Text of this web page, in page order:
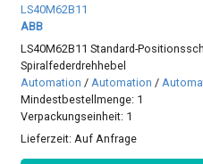
LS40M62B11
ABB
LS40M62B11 Standard-
Spiralfederdrehhebel
Automation / Automation /
Mindestbestellmenge: 1
Verpackungseinheit: 1
Lieferzeit:Auf Anfrage